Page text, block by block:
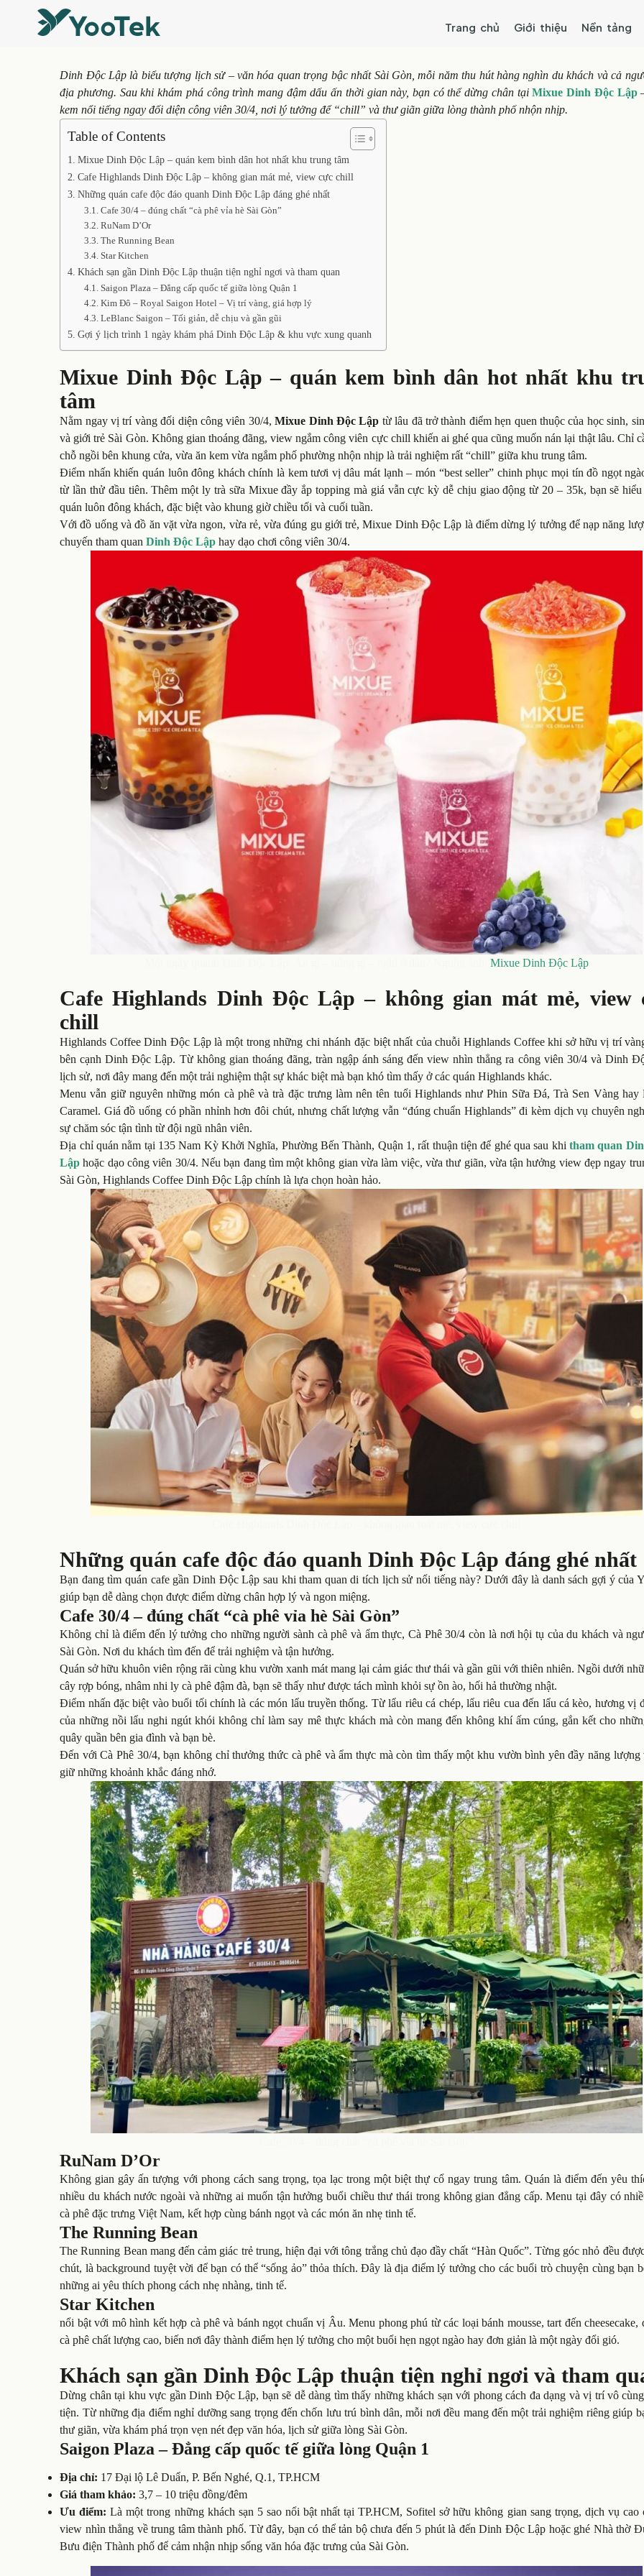
Trang chủ Giới thiệu Nền tảng
Dinh Độc Lập là biểu tượng lịch sử – văn hóa quan trọng bậc nhất Sài Gòn, mỗi năm thu hút hàng nghìn du khách và cả
địa phương. Sau khi khám phá công trình mang đậm dấu ấn thời gian này, bạn có thể dừng chân tạiMixue Dinh Độc Lập
kem nổi tiếng ngay đối diện công viên 30/4, nơi lý tưởng để “chill” và thư giãn giữa lòng thành phố nhộn nhịp.
Table of Contents
Mixue Dinh Độc Lập – quán kem bình dân hot nhất khu trung tâm
Cafe Highlands Dinh Độc Lập – không gian mát mẻ, view cực chill
Những quán cafe độc đáo quanh Dinh Độc Lập đáng ghé nhất
Cafe 30/4 – đúng chất “cà phê vỉa hè Sài Gòn”
RuNam D’Or
The Running Bean
Star Kitchen
Khách sạn gần Dinh Độc Lập thuận tiện nghỉ ngơi và tham quan
Saigon Plaza – Đẳng cấp quốc tế giữa lòng Quận 1
Kim Đô – Royal Saigon Hotel – Vị trí vàng, giá hợp lý
LeBlanc Saigon – Tối giản, dễ chịu và gần gũi
Gợi ý lịch trình 1 ngày khám phá Dinh Độc Lập & khu vực xung quanh
Mixue Dinh Độc Lập – quán kem bình dân hot nhất khu
tâm
Nằm ngay vị trí vàng đối diện công viên 30/4,Mixue Dinh Độc Lập từ lâu đã trở thành điểm hẹn quen thuộc của học sinh,
và giới trẻ Sài Gòn. Không gian thoáng đãng, view ngắm công viên cực chill khiến ai ghé qua cũng muốn nán lại thật lâu. Chỉ
chỗ ngồi bên khung cửa, vừa ăn kem vừa ngắm phố phường nhộn nhịp là trải nghiệm rất “chill” giữa khu trung tâm.
Điểm nhấn khiến quán luôn đông khách chính là kem tươi vị dâu mát lạnh – món “best seller” chinh phục mọi tín đồ ngọt
từ lần thử đầu tiên. Thêm một ly trà sữa Mixue đầy ắp topping mà giá vẫn cực kỳ dễ chịu giao động từ 20 – 35k, bạn sẽ
quán luôn đông khách, đặc biệt vào khung giờ chiều tối và cuối tuần.
Với đồ uống và đồ ăn vặt vừa ngon, vừa rẻ, vừa đúng gu giới trẻ, Mixue Dinh Độc Lập là điểm dừng lý tưởng để nạp năng
chuyến tham quanDinh Độc Lập hay dạo chơi công viên 30/4.
Mixue Dinh Độc Lập
Cafe Highlands Dinh Độc Lập – không gian mát mẻ, view
chill
Highlands Coffee Dinh Độc Lập là một trong những chi nhánh đặc biệt nhất của chuỗi Highlands Coffee khi sở hữu vị trí
bên cạnh Dinh Độc Lập. Từ không gian thoáng đãng, tràn ngập ánh sáng đến view nhìn thẳng ra công viên 30/4 và Dinh
lịch sử, nơi đây mang đến một trải nghiệm thật sự khác biệt mà bạn khó tìm thấy ở các quán Highlands khác.
Menu vẫn giữ nguyên những món cà phê và trà đặc trưng làm nên tên tuổi Highlands như Phin Sữa Đá, Trà Sen Vàng hay
Caramel. Giá đồ uống có phần nhỉnh hơn đôi chút, nhưng chất lượng vẫn “đúng chuẩn Highlands” đi kèm dịch vụ chuyên
sự chăm sóc tận tình từ đội ngũ nhân viên.
Địa chỉ quán nằm tại 135 Nam Kỳ Khởi Nghĩa, Phường Bến Thành, Quận 1, rất thuận tiện để ghé qua sau khi tham quan
Lập hoặc dạo công viên 30/4. Nếu bạn đang tìm một không gian vừa làm việc, vừa thư giãn, vừa tận hưởng view đẹp ngay
Sài Gòn, Highlands Coffee Dinh Độc Lập chính là lựa chọn hoàn hảo.
Những quán cafe độc đáo quanh Dinh Độc Lập đáng ghé nhất
Bạn đang tìm quán cafe gần Dinh Độc Lập sau khi tham quan di tích lịch sử nổi tiếng này? Dưới đây là danh sách gợi ý của
giúp bạn dễ dàng chọn được điểm dừng chân hợp lý và ngon miệng.
Cafe 30/4 – đúng chất “cà phê vỉa hè Sài Gòn”
Không chỉ là điểm đến lý tưởng cho những người sành cà phê và ẩm thực, Cà Phê 30/4 còn là nơi hội tụ của du khách và
Sài Gòn. Nơi du khách tìm đến để trải nghiệm và tận hưởng.
Quán sở hữu khuôn viên rộng rãi cùng khu vườn xanh mát mang lại cảm giác thư thái và gần gũi với thiên nhiên. Ngồi dưới
cây rợp bóng, nhâm nhi ly cà phê đậm đà, bạn sẽ thấy như được tách mình khỏi sự ồn ào, hối hả thường nhật.
Điểm nhấn đặc biệt vào buổi tối chính là các món lẩu truyền thống. Từ lẩu riêu cá chép, lẩu riêu cua đến lẩu cá kèo, hương vị
của những nồi lẩu nghi ngút khói không chỉ làm say mê thực khách mà còn mang đến không khí ấm cúng, gắn kết cho
quây quần bên gia đình và bạn bè.
Đến với Cà Phê 30/4, bạn không chỉ thưởng thức cà phê và ẩm thực mà còn tìm thấy một khu vườn bình yên đầy năng lượng
giữ những khoảnh khắc đáng nhớ.
RuNam D’Or
Không gian gây ấn tượng với phong cách sang trọng, tọa lạc trong một biệt thự cổ ngay trung tâm. Quán là điểm đến yêu
nhiều du khách nước ngoài và những ai muốn tận hưởng buổi chiều thư thái trong không gian đẳng cấp. Menu tại đây có
cà phê đặc trưng Việt Nam, kết hợp cùng bánh ngọt và các món ăn nhẹ tinh tế.
The Running Bean
The Running Bean mang đến cảm giác trẻ trung, hiện đại với tông trắng chủ đạo đầy chất “Hàn Quốc”. Từng góc nhỏ đều
chút, là background tuyệt vời để bạn có thể “sống ảo” thỏa thích. Đây là địa điểm lý tưởng cho các buổi trò chuyện cùng bạn
những ai yêu thích phong cách nhẹ nhàng, tinh tế.
Star Kitchen
nổi bật với mô hình kết hợp cà phê và bánh ngọt chuẩn vị Âu. Menu phong phú từ các loại bánh mousse, tart đến cheesecake,
cà phê chất lượng cao, biến nơi đây thành điểm hẹn lý tưởng cho một buổi hẹn ngọt ngào hay đơn giản là một ngày đổi gió.
Khách sạn gần Dinh Độc Lập thuận tiện nghỉ ngơi và tham
Dừng chân tại khu vực gần Dinh Độc Lập, bạn sẽ dễ dàng tìm thấy những khách sạn với phong cách đa dạng và vị trí vô
tiện. Từ những địa điểm nghỉ dưỡng sang trọng đến chốn lưu trú bình dân, mỗi nơi đều mang đến một trải nghiệm riêng giúp
thư giãn, vừa khám phá trọn vẹn nét đẹp văn hóa, lịch sử giữa lòng Sài Gòn.
Saigon Plaza – Đẳng cấp quốc tế giữa lòng Quận 1
Địa chỉ: 17 Đại lộ Lê Duẩn, P. Bến Nghé, Q.1, TP.HCM
Giá tham khảo: 3,7 – 10 triệu đồng/đêm
Ưu điểm:Là một trong những khách sạn 5 sao nổi bật nhất tại TP.HCM, Sofitel sở hữu không gian sang trọng, dịch vụ cao
view nhìn thẳng về trung tâm thành phố. Từ đây, bạn có thể tản bộ chưa đến 5 phút là đến Dinh Độc Lập hoặc ghé Nhà thờ
Bưu điện Thành phố để cảm nhận nhịp sống văn hóa đặc trưng của Sài Gòn.